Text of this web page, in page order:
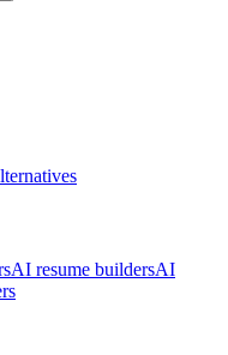
AI resume buildersAI